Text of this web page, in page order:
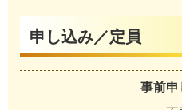
申し込み／定員
事前申